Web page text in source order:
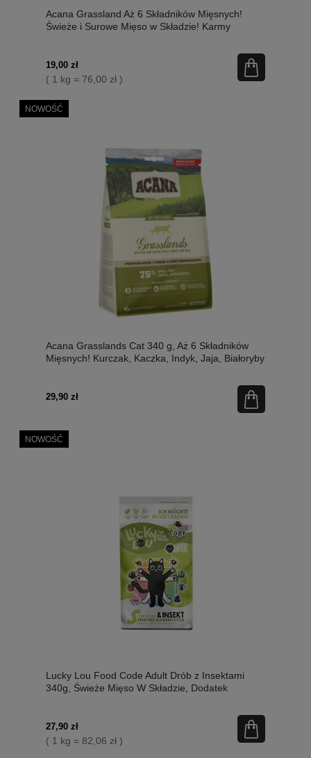
Acana Grassland Aż 6 Składników Mięsnych!
Świeże i Surowe Mięso w Składzie! Karmy
Wewnętrznym Systemem Certyfikowania Jakości!
Nowość!
19,00 zł
( 1 kg = 76,00 zł )
Acana Grasslands Cat 340 g, Aż 6 Składników
Mięsnych! Kurczak, Kaczka, Indyk, Jaja, Białoryby
Karma Bilogicznie Odpowiednia Dla Kotów w
Każdym Wieku!
29,90 zł
NOWOŚĆ
Lucky Lou Food Code Adult Drób z Insektami
340g, Świeże Mięso W Składzie, Dodatek
27,90 zł
( 1 kg = 82,06 zł )
NOWOŚĆ